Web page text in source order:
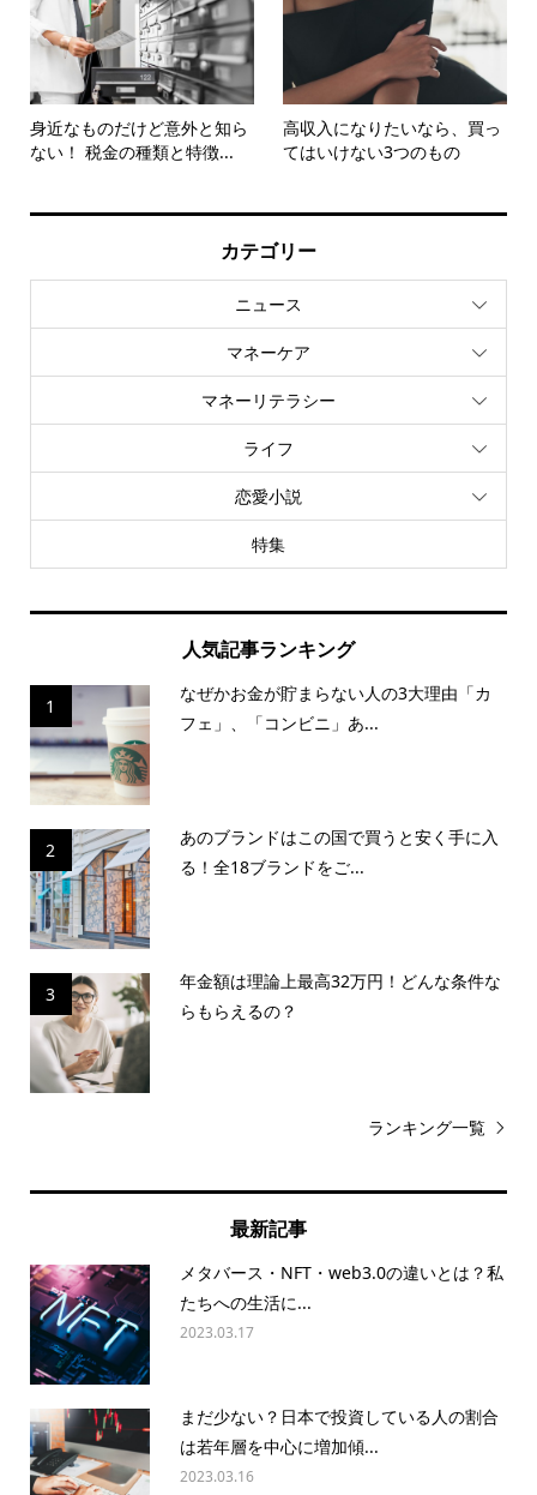
身近なものだけど意外と知ら
ない！ 税金の種類と特徴...
高収入になりたいなら、買っ
てはいけない3つのもの
カテゴリー
ニュース
マネーケア
マネーリテラシー
ライフ
恋愛小説
特集
人気記事ランキング
1
なぜかお金が貯まらない人の3大理由「カ
フェ」、「コンビニ」あ...
2
あのブランドはこの国で買うと安く手に入
る！全18ブランドをご...
3
年金額は理論上最高32万円！どんな条件な
らもらえるの？
ランキング一覧
最新記事
メタバース・NFT・web3.0の違いとは？私
たちへの生活に...
2023.03.17
まだ少ない？日本で投資している人の割合
は若年層を中心に増加傾...
2023.03.16